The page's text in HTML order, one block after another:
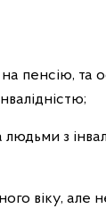
пенсію, та
з
віку, але